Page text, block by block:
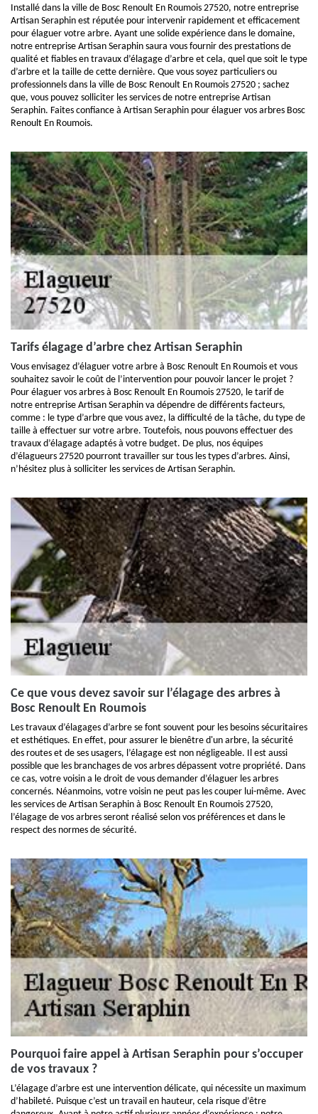
Installé dans la ville de Bosc Renoult En Roumois 27520, notre entreprise
Artisan Seraphin est réputée pour intervenir rapidement et efficacement
pour élaguer votre arbre. Ayant une solide expérience dans le domaine,
notre entreprise Artisan Seraphin saura vous fournir des prestations de
qualité et fiables en travaux d’élagage d’arbre et cela, quel que soit le type
d’arbre et la taille de cette dernière. Que vous soyez particuliers ou
professionnels dans la ville de Bosc Renoult En Roumois 27520 ; sachez
que, vous pouvez solliciter les services de notre entreprise Artisan
Seraphin. Faites confiance à Artisan Seraphin pour élaguer vos arbres Bosc
Renoult En Roumois.
Tarifs élagage d’arbre chez Artisan Seraphin
Vous envisagez d’élaguer votre arbre à Bosc Renoult En Roumois et vous
souhaitez savoir le coût de l’intervention pour pouvoir lancer le projet ?
Pour élaguer vos arbres à Bosc Renoult En Roumois 27520, le tarif de
notre entreprise Artisan Seraphin va dépendre de différents facteurs,
comme : le type d’arbre que vous avez, la difficulté de la tâche, du type de
taille à effectuer sur votre arbre. Toutefois, nous pouvons effectuer des
travaux d’élagage adaptés à votre budget. De plus, nos équipes
d’élagueurs 27520 pourront travailler sur tous les types d’arbres. Ainsi,
n’hésitez plus à solliciter les services de Artisan Seraphin.
Ce que vous devez savoir sur l’élagage des arbres à
Bosc Renoult En Roumois
Les travaux d’élagages d’arbre se font souvent pour les besoins sécuritaires
et esthétiques. En effet, pour assurer le bienêtre d'un arbre, la sécurité
des routes et de ses usagers, l’élagage est non négligeable. Il est aussi
possible que les branchages de vos arbres dépassent votre propriété. Dans
ce cas, votre voisin a le droit de vous demander d’élaguer les arbres
concernés. Néanmoins, votre voisin ne peut pas les couper lui-même. Avec
les services de Artisan Seraphin à Bosc Renoult En Roumois 27520,
l’élagage de vos arbres seront réalisé selon vos préférences et dans le
respect des normes de sécurité.
Pourquoi faire appel à Artisan Seraphin pour s’occuper
de vos travaux ?
L’élagage d’arbre est une intervention délicate, qui nécessite un maximum
d’habileté. Puisque c’est un travail en hauteur, cela risque d’être